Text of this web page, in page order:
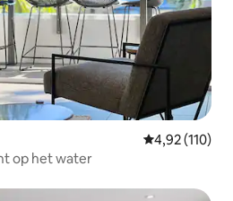
Gemiddelde
4,92 (110)
op het water